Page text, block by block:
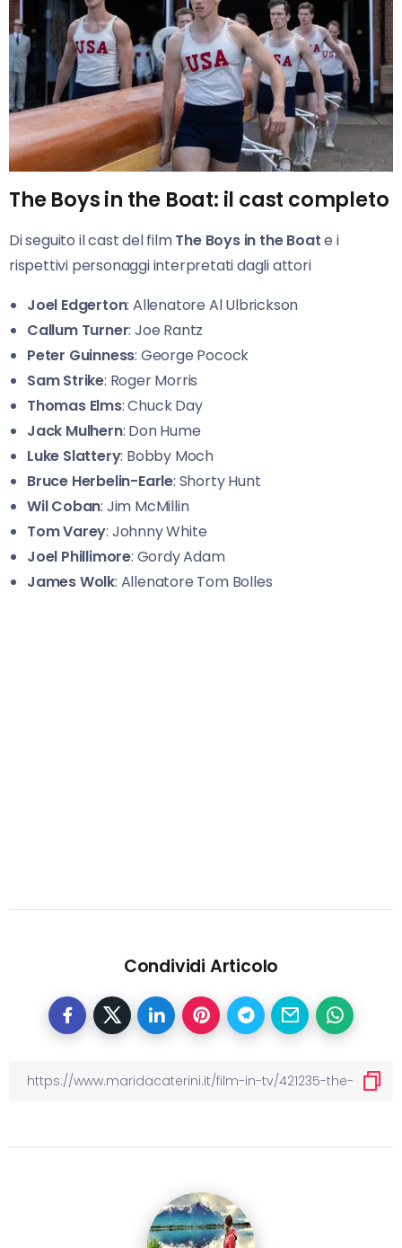
The Boys in the Boat: il cast completo
Di seguito il cast del filmThe Boys in the Boate i
rispettivi personaggi interpretati dagli attori
Joel Edgerton: Allenatore Al Ulbrickson
Callum Turner: Joe Rantz
Peter Guinness: George Pocock
Sam Strike: Roger Morris
Thomas Elms: Chuck Day
Jack Mulhern: Don Hume
Luke Slattery: Bobby Moch
Bruce Herbelin-Earle: Shorty Hunt
Wil Coban: Jim McMillin
Tom Varey: Johnny White
Joel Phillimore: Gordy Adam
JamesWolk: Allenatore Tom Bolles
Condividi Articolo